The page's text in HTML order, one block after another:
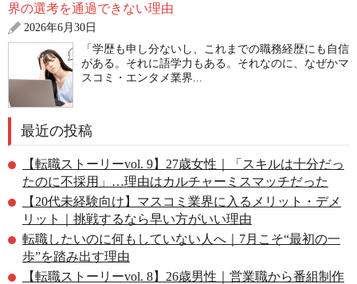
界の選考を通過できない理由
2026年6月30日
「学歴も申し分ないし、これまでの職務経歴にも自信
がある。それに語学力もある。それなのに、なぜかマ
スコミ・エンタメ業界...
最近の投稿
【転職ストーリーvol. 9】27歳女性｜「スキルは十分だっ
たのに不採用」…理由はカルチャーミスマッチだった
【20代未経験向け】マスコミ業界に入るメリット・デメ
リット｜挑戦するなら早い方がいい理由
転職したいのに何もしていない人へ｜7月こそ“最初の一
歩”を踏み出す理由
【転職ストーリーvol. 8】26歳男性｜営業職から番組制作